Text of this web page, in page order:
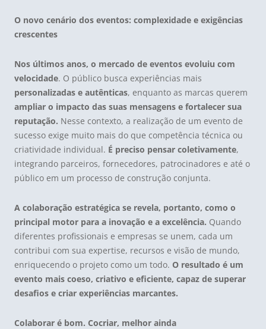
O novo cenário dos eventos: complexidade e exigências
crescentes
Nos últimos anos, o mercado de eventos evoluiu com
velocidade. O público busca experiências mais
personalizadas e autênticas, enquanto as marcas querem
ampliar o impacto das suas mensagens e fortalecer sua
reputação. Nesse contexto, a realização de um evento de
sucesso exige muito mais do que competência técnica ou
criatividade individual. É preciso pensar coletivamente,
integrando parceiros, fornecedores, patrocinadores e até o
público em um processo de construção conjunta.
A colaboração estratégica se revela, portanto, como o
principal motor para a inovação e a excelência. Quando
diferentes profissionais e empresas se unem, cada um
contribui com sua expertise, recursos e visão de mundo,
enriquecendo o projeto como um todo. O resultado é um
evento mais coeso, criativo e eficiente, capaz de superar
desafios e criar experiências marcantes.
Colaborar é bom. Cocriar, melhor ainda